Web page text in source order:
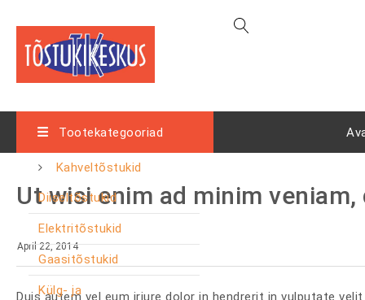
Tootekategooriad
Kahveltõstukid
Diiseltõstukid
Elektritõstukid
Gaasitõstukid
Külg- ja
Ut wisi enim ad minim
April 22, 2014
Duis autem vel eum iriure dolor in hendrerit in vulputate